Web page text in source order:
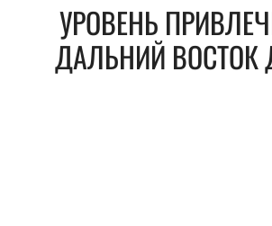
УРОВЕНЬ
ДАЛЬНИЙ ВОСТОК